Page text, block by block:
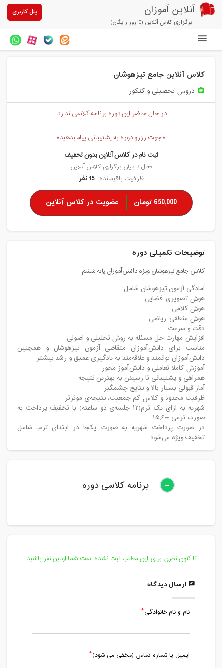
آنلاین آموزان
برگزاری کلاس آنلاین (10روز رایگان)
پنل کاربری
آزمون های آنلاین
خرید سرویس کلاس آنلاین
پیشنهادهای ویژه
تخفیفهای مشارکتی
درباره ما
کلاس آنلاین جامع تیزهوشان
assignment دروس تحصیلی و کنکور
در حال حاضر این دوره برنامه کلاسی ندارد.
«جهت رزرو دوره به پشتیبانی پیام بدهید»
ثبت نام در کلاس آنلاین بدون تخفیف
فعال تا پایان برگزاری کلاس آنلاین
ظرفیت باقیمانده :15 نفر
650,000 تومان عضویت در کلاس آنلاین
توضیحات تکمیلی دوره
کلاس جامع تیزهوشان ویژه دانش‌آموزان پایه ششم
آمادگی آزمون تیزهوشان شامل:
هوش تصویری–فضایی
هوش کلامی
هوش منطقی–ریاضی
دقت و سرعت
افزایش مهارت حل مسئله به روش تحلیلی و اصولی
مناسب برای دانش‌آموزان متقاضی آزمون تیزهوشان و همچنین
دانش‌آموزان توانمند و علاقه‌مند به یادگیری عمیق و رشد بیشتر
آموزش کاملا تعاملی و دانش‌آموز محور
همراهی و پشتیبانی تا رسیدن به بهترین نتیجه
آمار قبولی بسیار بالا و نتایج چشمگیر
ظرفیت محدود و کلاس کم جمعیت، نتیجه‌ی موثرتر
شهریه به ازای یک ترم(۱۲ جلسه‌ی دو ساعته) با تخفیف پرداخت به
صورت ترمی ۱۵,۶۰۰
در صورت پرداخت شهریه به صورت یکجا در ابتدای ترم، شامل
تخفیف ویژه می‌شود.
برنامه کلاسی دوره
تا کنون نظری برای این مطلب ثبت نشده است.شما اولین نفر باشید.
ارسال دیدگاه
نام و نام خانوادگی
ایمیل یا شماره تماس (مخفی می شود)